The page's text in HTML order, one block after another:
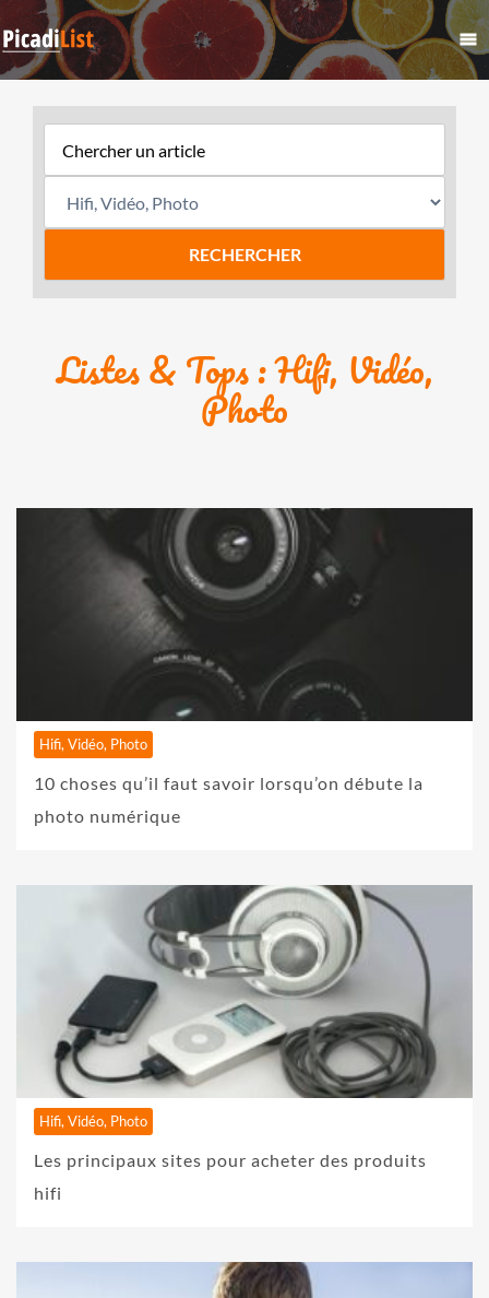
Listes & Tops : Hifi, Vidéo,
Photo
Hifi, Vidéo, Photo
10 choses qu’il faut savoir lorsqu’on débute la
photo numérique
Hifi, Vidéo, Photo
Les principaux sites pour acheter des produits
hifi